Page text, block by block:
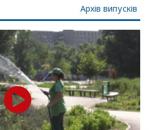
Архів випусків